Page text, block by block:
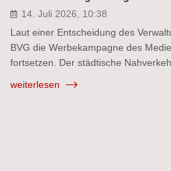
14. Juli 2026, 10:38
Laut einer Entscheidung des
BVG die Werbekampagne des
fortsetzen. Der städtische
weiterlesen